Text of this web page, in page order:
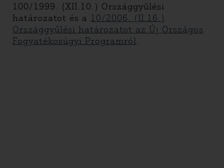
100/1999. (XII.10.) Országgyűlési
határozatot és a 10/2006. (II.16.)
Országgyűlési határozatot az Új Országos
Fogyatékosügyi Programról.